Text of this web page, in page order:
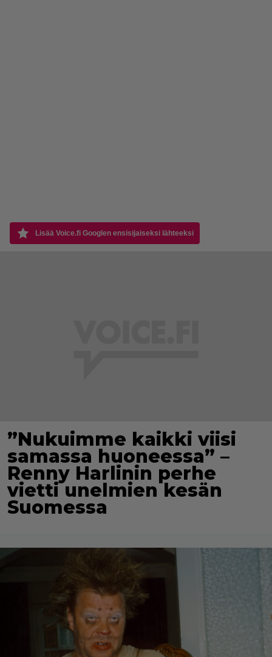
Lisää Voice.fi Googlen ensisijaiseksi lähteeksi
”Nukuimme kaikki viisi
samassa huoneessa” –
Renny Harlinin perhe
vietti unelmien kesän
Suomessa